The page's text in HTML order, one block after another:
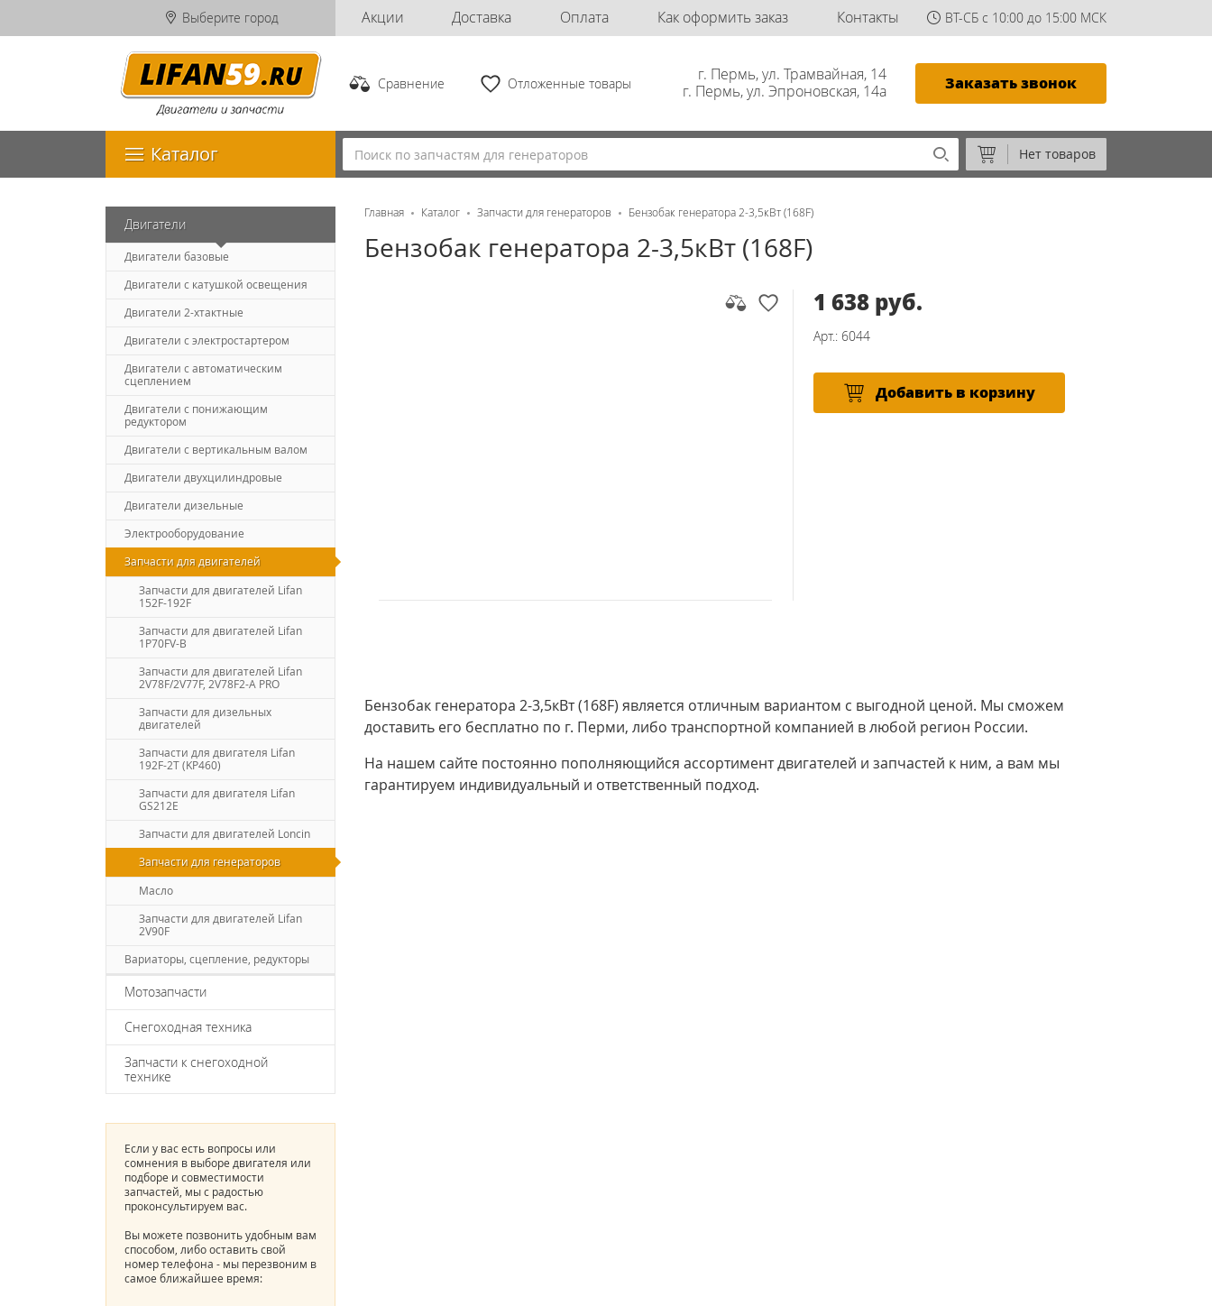
Выберите город Акции Доставка Оплата Как оформить заказ Контакты ВТ-СБ с 10:00 до 15:00 МСК
Сравнение Отложенные товары
г. Пермь, ул. Трамвайная, 14
г. Пермь, ул. Эпроновская, 14а
Заказать звонок
Каталог Нет товаров
Двигатели
Двигатели базовые
Двигатели с катушкой освещения
Двигатели 2-хтактные
Двигатели с электростартером
Двигатели с автоматическим
сцеплением
Двигатели с понижающим
редуктором
Двигатели с вертикальным валом
Двигатели двухцилиндровые
Двигатели дизельные
Электрооборудование
Запчасти для двигателей
Запчасти для двигателей Lifan
152F-192F
Запчасти для двигателей Lifan
1P70FV-B
Запчасти для двигателей Lifan
2V78F/2V77F, 2V78F2-A PRO
Запчасти для дизельных
двигателей
Запчасти для двигателя Lifan
192F-2T (KP460)
Запчасти для двигателя Lifan
GS212E
Запчасти для двигателей Loncin
Запчасти для генераторов
Масло
Запчасти для двигателей Lifan
2V90F
Вариаторы, сцепление, редукторы
Мотозапчасти
Снегоходная техника
Запчасти к снегоходной
технике
Если у вас есть вопросы или
сомнения в выборе двигателя или
подборе и совместимости
запчастей, мы с радостью
проконсультируем вас.
Вы можете позвонить удобным вам
способом, либо оставить свой
номер телефона - мы перезвоним в
самое ближайшее время:
Главная Каталог Запчасти для генераторов Бензобак генератора 2-3,5кВт (168F)
Бензобак генератора 2-3,5кВт (168F)
1 638 руб.
Арт.: 6044
Добавить в корзину
Бензобак генератора 2-3,5кВт (168F) является отличным вариантом с выгодной ценой. Мы сможем
доставить его бесплатно по г. Перми, либо транспортной компанией в любой регион России.
На нашем сайте постоянно пополняющийся ассортимент двигателей и запчастей к ним, а вам мы
гарантируем индивидуальный и ответственный подход.